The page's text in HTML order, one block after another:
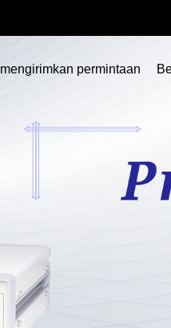
mengirimkan permintaan